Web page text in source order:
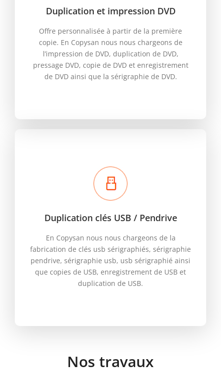
Duplication et impression DVD
Offre personnalisée à partir de la première
copie. En Copysan nous nous chargeons de
l’impression de DVD, duplication de DVD,
pressage DVD, copie de DVD et enregistrement
de DVD ainsi que la sérigraphie de DVD.
Duplication clés USB / Pendrive
En Copysan nous nous chargeons de la
fabrication de clés usb sérigraphiés, sérigraphie
pendrive, sérigraphie usb, usb sérigraphié ainsi
que copies de USB, enregistrement de USB et
duplication de USB.
Nos travaux